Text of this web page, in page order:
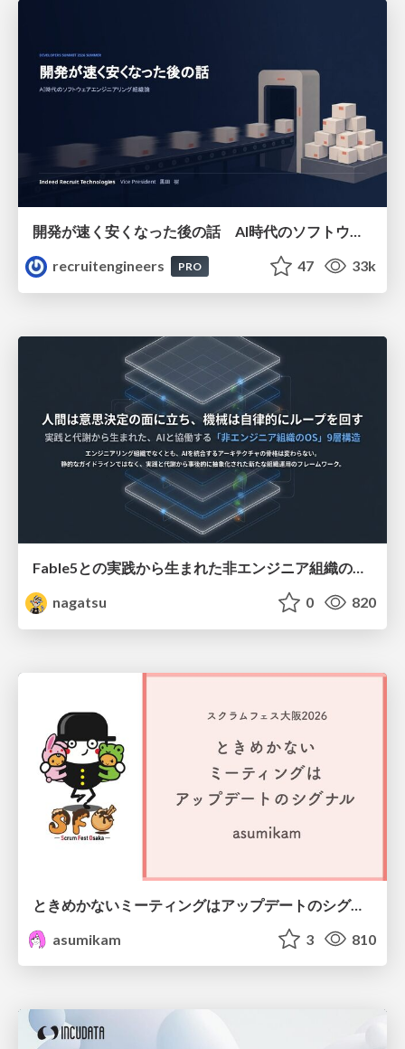
recruitengineers
PRO 47 33k
Fable5との実践から生まれた非エンジニア組織のループエンジニアリング
nagatsu
0 820
ときめかないミーティングはアップデートのシグナル #scrumosaka
asumikam
3 810